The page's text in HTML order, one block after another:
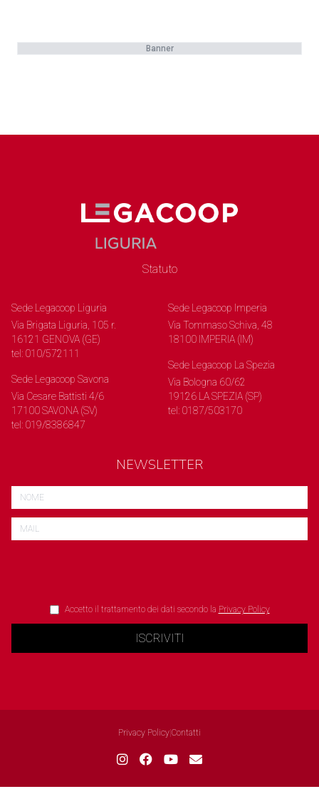
Banner
Statuto
Sede Legacoop Liguria
Via Brigata Liguria, 105 r.
16121 GENOVA (GE)
tel: 010/572111
Sede Legacoop Savona
Via Cesare Battisti 4/6
17100 SAVONA (SV)
tel: 019/8386847
Sede Legacoop Imperia
Via Tommaso Schiva, 48
18100 IMPERIA (IM)
Sede Legacoop La Spezia
Via Bologna 60/62
19126 LA SPEZIA (SP)
tel: 0187/503170
NEWSLETTER
Accetto il trattamento dei dati secondo la Privacy Policy
ISCRIVITI
Privacy Policy Contatti